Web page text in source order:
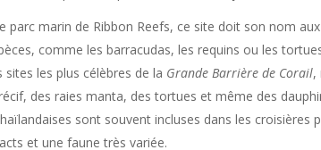
parc marin de Ribbon Reefs, ce site doit son nom
comme les barracudas, les requins ou les
sites les plus célèbres de la Grande Barrière de Corail,
des raies manta, des tortues et même des
sont souvent incluses dans les
et une faune très variée.